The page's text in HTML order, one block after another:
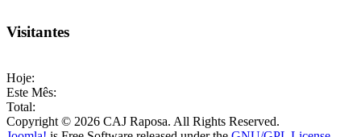
Visitantes
Hoje:
Este Mês:
Total:
Copyright © 2026 CAJ Raposa. All Rights Reserved.